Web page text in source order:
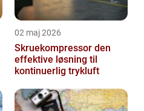
02 maj 2026
Skruekompressor den
effektive løsning til
kontinuerlig trykluft